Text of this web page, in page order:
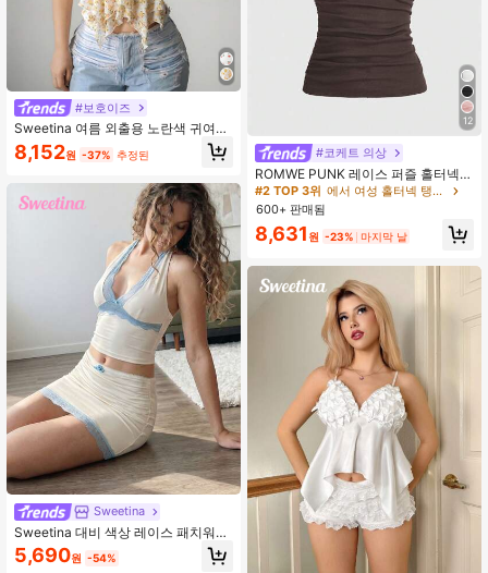
#보호이즈
Sweetina 여름 외출용 노란색 귀여운
베이비돌 여성 비치 휴가 하와이안 플
로럴 프린트 메쉬 탱크톱, 여름에 스타
8,152원 -37% 추정된
Sweetina
Sweetina 대비 색상 레이스 패치워크
깊은 V넥 홀터 넥 타이 스트랩 여성 탱
크 탑
5,690원 -54%
12
#코케트 의상
ROMWE PUNK 레이스 퍼즐 홀터넥
톱
#2 TOP 3위
에서 여성 홀터넥 탱크탑
600+ 판매됨
8,631 원 -23% 마지막 날